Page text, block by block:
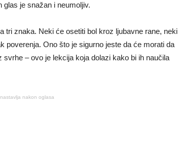
glas je snažan i neumoljiv.
tri znaka. Neki će osetiti bol kroz ljubavne rane, neki
poverenja. Ono što je sigurno jeste da će morati da
– ovo je lekcija koja dolazi kako bi ih naučila
nakon oglasa